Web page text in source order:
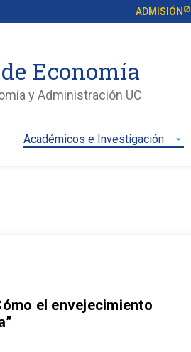
ADMISIÓN
Economía
y Administración UC
Académicos e Investigación arrow_drop_down
el envejecimiento